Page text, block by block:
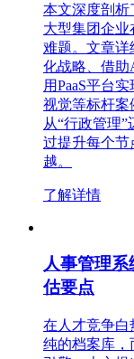
本文深度剖析
大型集团企
难题。文章详
化战略、借助
用PaaS平台
视觉等标杆案
从“行政管理
过提升每个节
越。
了解详情
人事管理
估要点
在人才竞争白
纯的档案库，